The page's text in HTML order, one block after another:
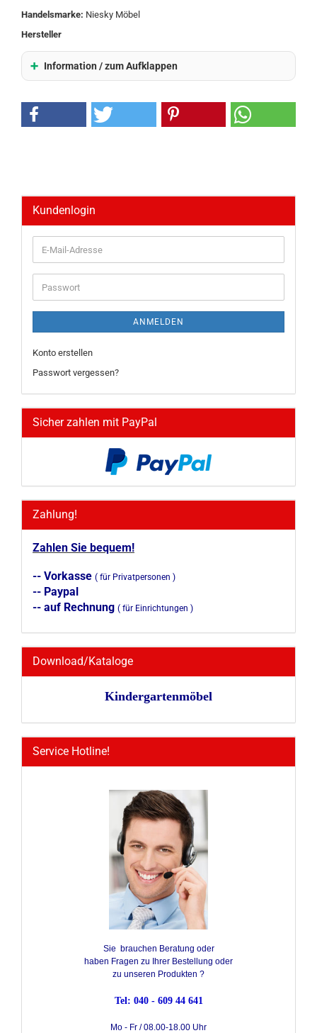
Handelsmarke: Niesky Möbel
Hersteller
Information / zum Aufklappen
Kundenlogin
E-
Mail-
Adresse
Passwort
ANMELDEN
Konto erstellen
Passwort vergessen?
Sicher zahlen mit PayPal
Zahlung!
Zahlen Sie bequem!
-- Vorkasse ( für Privatpersonen )
-- Paypal
-- auf Rechnung ( für Einrichtungen )
Download/Kataloge
Kindergartenmöbel
Service Hotline!
Sie brauchen Beratung oder
haben Fragen zu Ihrer Bestellung oder
zu unseren Produkten ?
Tel: 040 - 609 44 641
Mo - Fr / 08.00-18.00 Uhr